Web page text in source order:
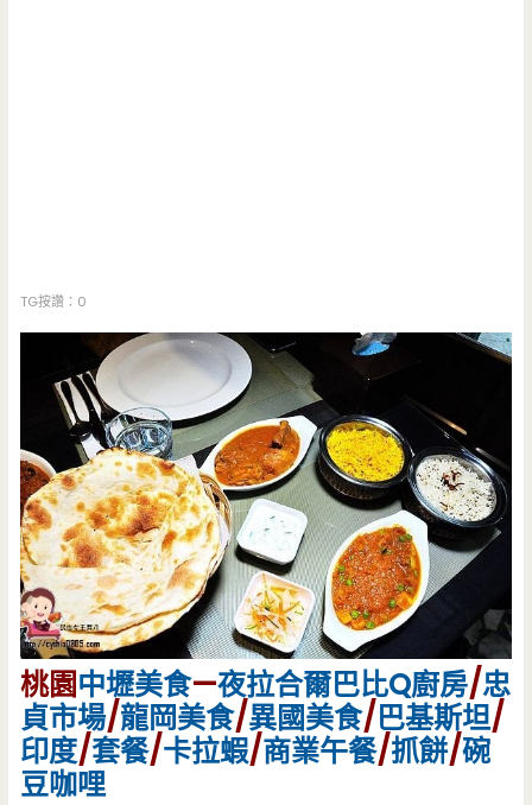
TG按讚：0
桃園中壢美食—夜拉合爾巴比Q廚房/忠
貞市場/龍岡美食/異國美食/巴基斯坦/
印度/套餐/卡拉蝦/商業午餐/抓餅/碗
豆咖哩